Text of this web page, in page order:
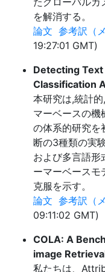
を解消する。
論文 参考訳（
19:27:01 GMT)
Detecting
Classification
本研究は,統計
マーベースの機
の体系的研究を
断の3種類の実
および多言語形
ーマーベース
克服を示す。
論文 参考訳（
09:11:02 GMT)
COLA: A
image
私たちは、